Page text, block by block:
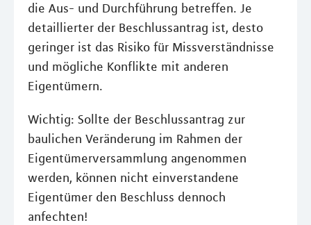
die Aus- und Durchführung betreffen. Je
detaillierter der Beschlussantrag ist, desto
geringer ist das Risiko für Missverständnisse
und mögliche Konflikte mit anderen
Eigentümern.
Wichtig: Sollte der Beschlussantrag zur
baulichen Veränderung im Rahmen der
Eigentümerversammlung angenommen
werden, können nicht einverstandene
Eigentümer den Beschluss dennoch
anfechten!